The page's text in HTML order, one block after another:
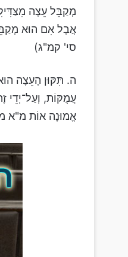
מְקַבֵּל עֵצָה
אֲבָל אִם הוּא
סי' קמ"ג)
ה. תִּקּוּן הָעֵצָה
עֲמֻקּוֹת, וְעַל־יְדֵי
אֱמוּנָה אוֹת מ"א